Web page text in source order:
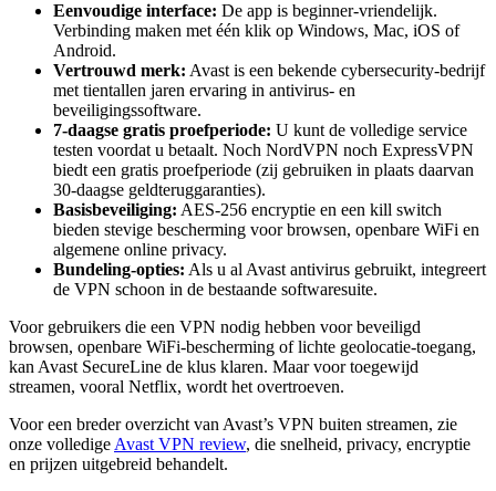
Eenvoudige interface: De app is beginner-vriendelijk.
Verbinding maken met één klik op Windows, Mac, iOS of
Android.
Vertrouwd merk: Avast is een bekende cybersecurity-bedrijf
met tientallen jaren ervaring in antivirus- en
beveiligingssoftware.
7-daagse gratis proefperiode: U kunt de volledige service
testen voordat u betaalt. Noch NordVPN noch ExpressVPN
biedt een gratis proefperiode (zij gebruiken in plaats daarvan
30-daagse geldteruggaranties).
Basisbeveiliging: AES-256 encryptie en een kill switch
bieden stevige bescherming voor browsen, openbare WiFi en
algemene online privacy.
Bundeling-opties: Als u al Avast antivirus gebruikt, integreert
de VPN schoon in de bestaande softwaresuite.
Voor gebruikers die een VPN nodig hebben voor beveiligd
browsen, openbare WiFi-bescherming of lichte geolocatie-toegang,
kan Avast SecureLine de klus klaren. Maar voor toegewijd
streamen, vooral Netflix, wordt het overtroeven.
Voor een breder overzicht van Avast’s VPN buiten streamen, zie
onze volledigeAvast VPN review, die snelheid, privacy, encryptie
en prijzen uitgebreid behandelt.